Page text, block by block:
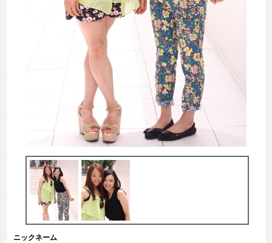
ニックネーム